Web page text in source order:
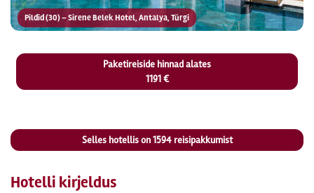
Pildid (30) – Sirene Belek Hotel, Antalya, Türgi
Paketireiside hinnad alates
1191 €
Selles hotellis on1594reisipakkumist
Hotelli kirjeldus